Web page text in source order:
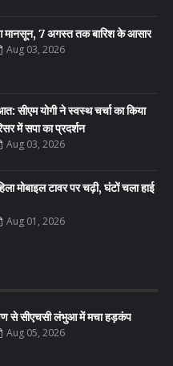
मानसून, 7 अगस्त तक बारिश के आसार
Aug 03, 2026
सीएम योगी ने स्वस्थ चर्चा का किया
में सपा का प्रदर्शन
Aug 03, 2026
मोबाइल टावर पर चढ़ी, घंटों चला हाई
Aug 01, 2026
से सीएचसी लंभुआ में मचा हड़कंप
Aug 05, 2026